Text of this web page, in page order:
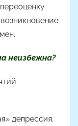
неизбежна?
депрессия.